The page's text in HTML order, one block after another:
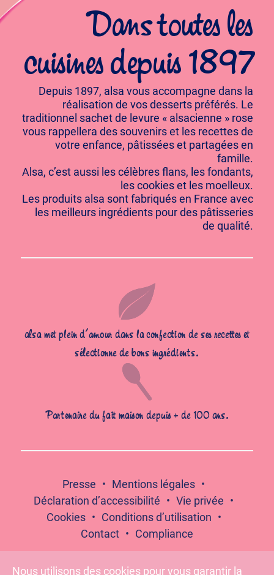
alsa met plein d’amour dans la confection de ses recettes et
sélectionne de bons ingrédients.
Partenaire du fait maison depuis + de 100 ans.
Dans toutes les
cuisines depuis 1897
Depuis 1897, alsa vous accompagne dans la
réalisation de vos desserts préférés. Le
traditionnel sachet de levure « alsacienne » rose
vous rappellera des souvenirs et les recettes de
votre enfance, pâtissées et partagées en
famille.
Alsa, c’est aussi les célèbres flans, les fondants,
les cookies et les moelleux.
Les produits alsa sont fabriqués en France avec
les meilleurs ingrédients pour des pâtisseries
de qualité.
Presse
Mentions légales
Déclaration d’accessibilité
Vie privée
Cookies
Conditions d’utilisation
Contact
Compliance
Nous utilisons des cookies pour vous garantir la